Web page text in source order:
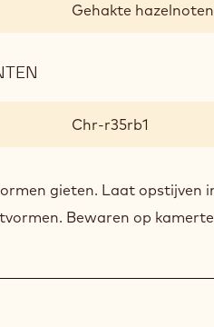
Gehakte hazelnoten
Chr-r35rb1
gieten. Laat opstijven
Bewaren op